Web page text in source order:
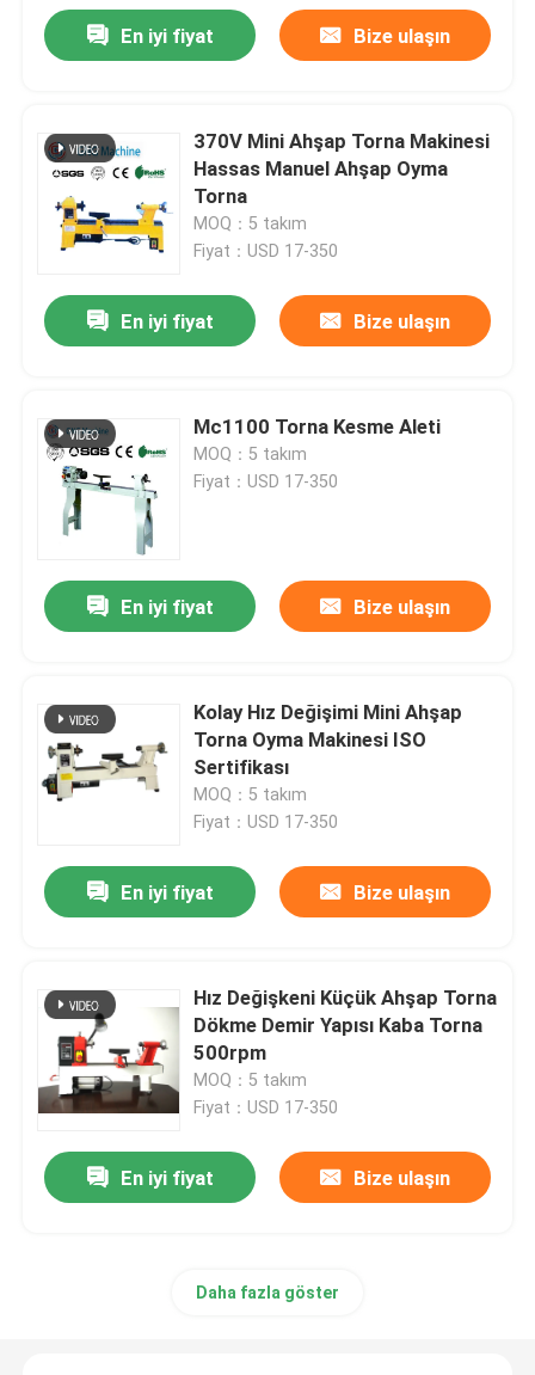
En iyi fiyat Bize ulaşın
370V Mini Ahşap Torna Makinesi
Hassas Manuel Ahşap Oyma
Torna
MOQ：5 takım
Fiyat：USD 17-350
En iyi fiyat Bize ulaşın
Mc1100 Torna Kesme Aleti
MOQ：5 takım
Fiyat：USD 17-350
En iyi fiyat Bize ulaşın
Kolay Hız Değişimi Mini Ahşap
Torna Oyma Makinesi ISO
Sertifikası
MOQ：5 takım
Fiyat：USD 17-350
En iyi fiyat Bize ulaşın
Hız Değişkeni Küçük Ahşap Torna
Dökme Demir Yapısı Kaba Torna
500rpm
MOQ：5 takım
Fiyat：USD 17-350
En iyi fiyat Bize ulaşın
Daha fazla göster